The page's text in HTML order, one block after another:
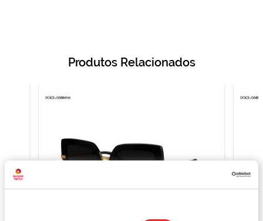
Produtos Relacionados